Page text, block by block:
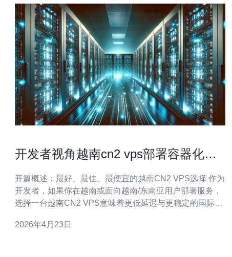
开发者视角越南cn2 vps部署容器化与
开篇概述：最好、最佳、最便宜的越南CN2 VPS选择 作为
开发者，如果你在越南或面向越南/东南亚用户部署服务，
选择一台越南CN2 VPS意味着更低延迟与更稳定的国际链
先选择带有更高带宽、独立公网IP和更好BGP出口的CN2
2026年4月23日